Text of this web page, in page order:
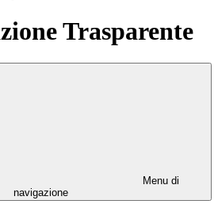
Trasparente
Menu di
navigazione